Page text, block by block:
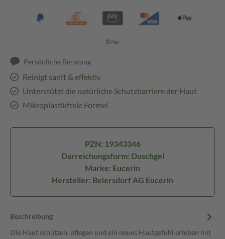
Persönliche Beratung
Reinigt sanft & effektiv
Unterstützt die natürliche Schutzbarriere der Haut
Mikroplastikfreie Formel
PZN: 19343346
Darreichungsform: Duschgel
Marke: Eucerin
Hersteller: Beiersdorf AG Eucerin
Beschreibung
Die Haut schützen, pflegen und ein neues Hautgefühl erleben mit